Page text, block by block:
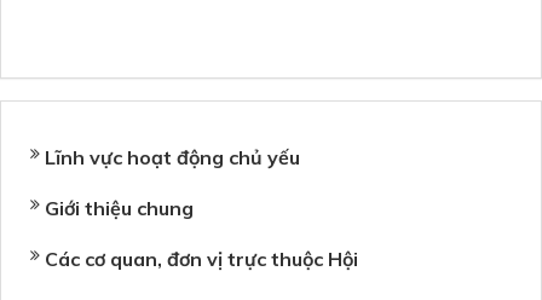
Lĩnh vực hoạt động chủ yếu
Giới thiệu chung
Các cơ quan, đơn vị trực thuộc Hội